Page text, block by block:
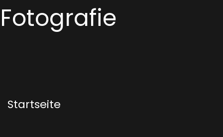
Fotografie
Startseite